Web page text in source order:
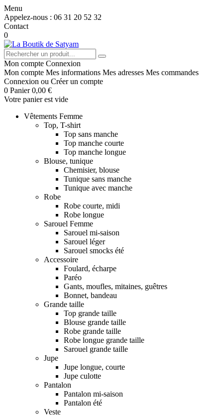
Menu
Appelez-nous : 06 31 20 52 32
Contact
0
Mon compte Connexion
Mon compte Mes informations Mes adresses Mes commandes
Connexion ou Créer un compte
0 Panier 0,00 €
Votre panier est vide
Vêtements Femme
Top, T-shirt
Top sans manche
Top manche courte
Top manche longue
Blouse, tunique
Chemisier, blouse
Tunique sans manche
Tunique avec manche
Robe
Robe courte, midi
Robe longue
Sarouel Femme
Sarouel mi-saison
Sarouel léger
Sarouel smocks été
Accessoire
Foulard, écharpe
Paréo
Gants, moufles, mitaines, guêtres
Bonnet, bandeau
Grande taille
Top grande taille
Blouse grande taille
Robe grande taille
Robe longue grande taille
Sarouel grande taille
Jupe
Jupe longue, courte
Jupe culotte
Pantalon
Pantalon mi-saison
Pantalon été
Veste